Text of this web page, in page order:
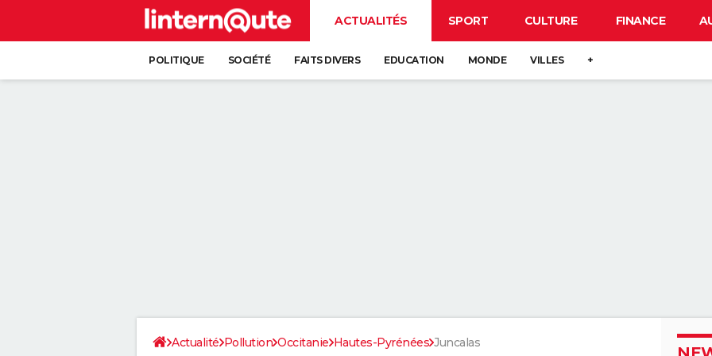
ACTUALITÉS SPORT CULTURE FINANCE
POLITIQUE SOCIÉTÉ FAITS DIVERS EDUCATION MONDE VILLES +
Actualité Pollution Occitanie Hautes-Pyrénées Juncalas